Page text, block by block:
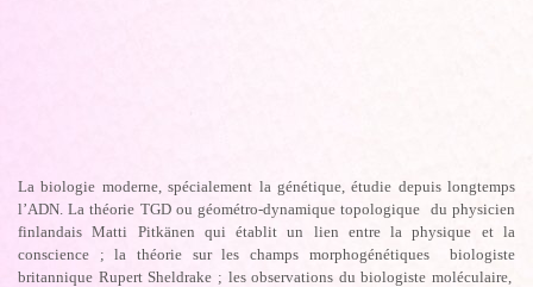
La biologie moderne, spécialement la génétique, étudie depuis longtemps
l’ADN. La théorie TGD ou géométro-dynamique topologique du physicien
finlandais Matti Pitkänen qui établit un lien entre la physique et la
conscience ; la théorie sur les champs morphogénétiques biologiste
britannique Rupert Sheldrake ; les observations du biologiste moléculaire,